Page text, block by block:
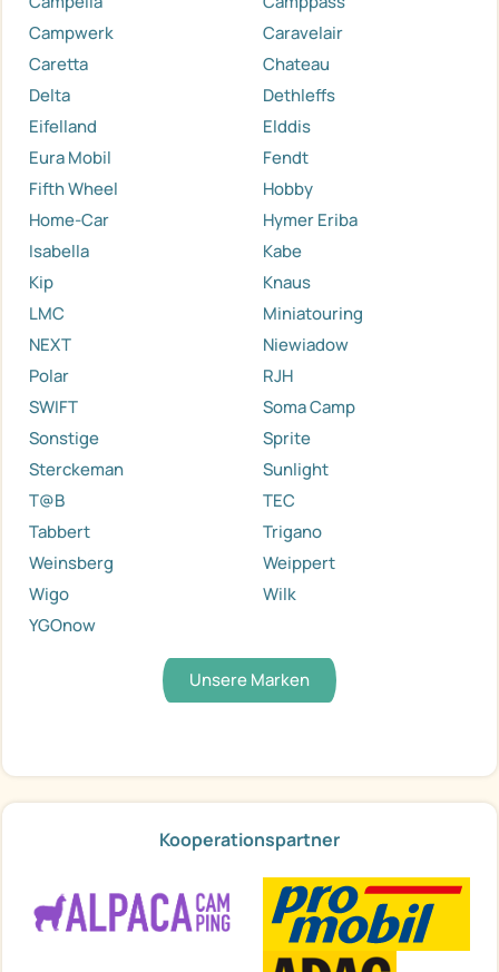
Campwerk
Caravelair
Caretta
Chateau
Delta
Dethleffs
Eifelland
Elddis
Eura Mobil
Fendt
Fifth Wheel
Hobby
Home-Car
Hymer Eriba
Isabella
Kabe
Kip
Knaus
LMC
Miniatouring
NEXT
Niewiadow
Polar
RJH
SWIFT
Soma Camp
Sonstige
Sprite
Sterckeman
Sunlight
T@B
TEC
Tabbert
Trigano
Weinsberg
Weippert
Wigo
Wilk
YGOnow
Unsere Marken
Kooperationspartner